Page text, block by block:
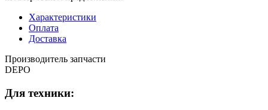
Характеристики
Оплата
Доставка
Производитель запчасти
DEPO
Для техники: